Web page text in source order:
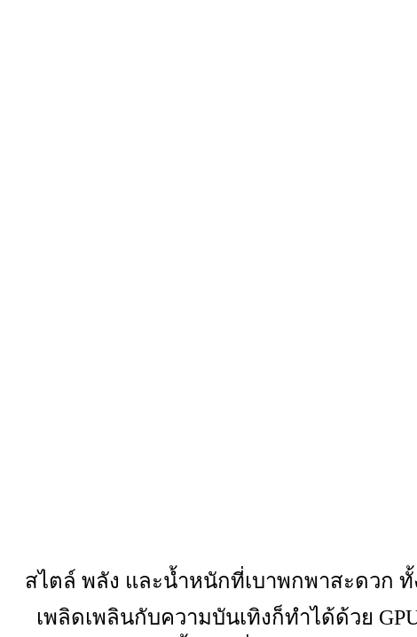
สไตล์ พลัง และน้ำหนักที่เบาพกพาสะดวก
เพลิดเพลินกับความบันเทิงก็ทำได้ด้วย